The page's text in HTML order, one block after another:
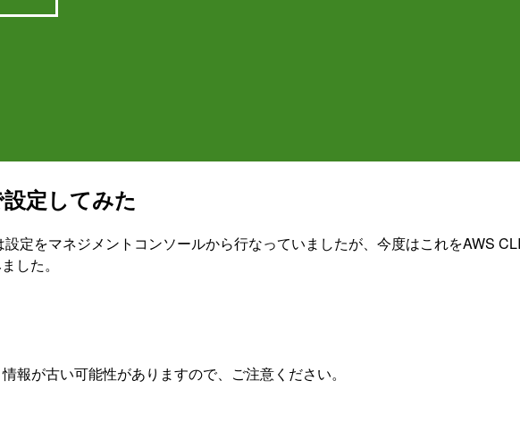
定してみた
定をマネジメントコンソールから行なっていましたが、今度はこれをAWS
した。
報が古い可能性がありますので、ご注意ください。